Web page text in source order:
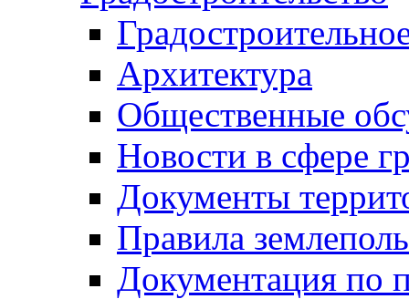
Архитектура
Общественные
Новости в сфере
Документы
Правила
Документация по